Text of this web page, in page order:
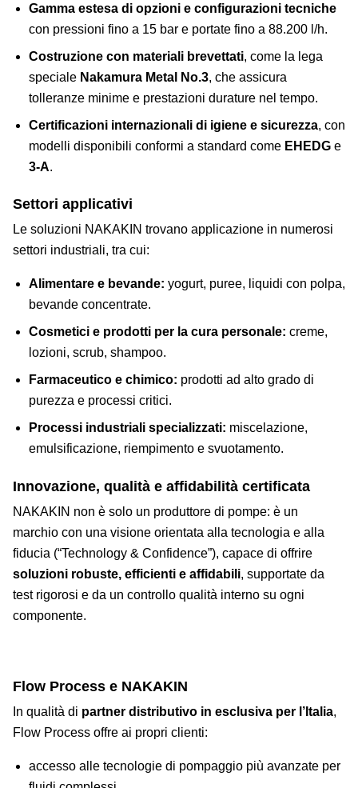
Gamma estesa di opzioni e configurazioni tecniche
con pressioni fino a 15 bar e portate fino a 88.200 l/h.
Costruzione con materiali brevettati, come la lega
speciale Nakamura Metal No.3, che assicura
tolleranze minime e prestazioni durature nel tempo.
Certificazioni internazionali di igiene e sicurezza, con
modelli disponibili conformi a standard come EHEDG e
3-A.
Settori applicativi
Le soluzioni NAKAKIN trovano applicazione in numerosi
settori industriali, tra cui:
Alimentare e bevande: yogurt, puree, liquidi con polpa,
bevande concentrate.
Cosmetici e prodotti per la cura personale: creme,
lozioni, scrub, shampoo.
Farmaceutico e chimico: prodotti ad alto grado di
purezza e processi critici.
Processi industriali specializzati: miscelazione,
emulsificazione, riempimento e svuotamento.
Innovazione, qualità e affidabilità certificata
NAKAKIN non è solo un produttore di pompe: è un
marchio con una visione orientata alla tecnologia e alla
fiducia (“Technology & Confidence”), capace di offrire
soluzioni robuste, efficienti e affidabili, supportate da
test rigorosi e da un controllo qualità interno su ogni
componente.
Flow Process e NAKAKIN
In qualità di partner distributivo in esclusiva per l’Italia,
Flow Process offre ai propri clienti:
accesso alle tecnologie di pompaggio più avanzate per